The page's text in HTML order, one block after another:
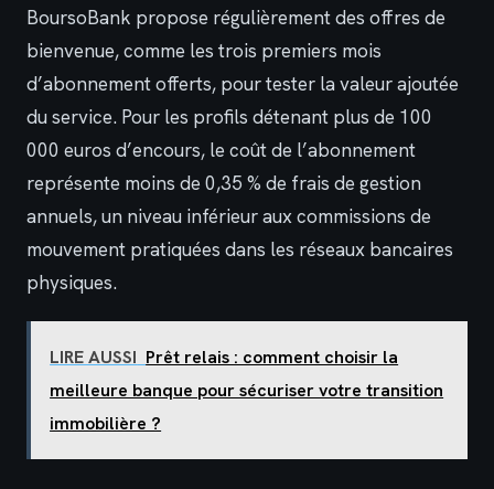
BoursoBank propose régulièrement des offres de
bienvenue, comme les trois premiers mois
d’abonnement offerts, pour tester la valeur ajoutée
du service. Pour les profils détenant plus de 100
000 euros d’encours, le coût de l’abonnement
représente moins de 0,35 % de frais de gestion
annuels, un niveau inférieur aux commissions de
mouvement pratiquées dans les réseaux bancaires
physiques.
LIRE AUSSI Prêt relais : comment choisir la
meilleure banque pour sécuriser votre transition
immobilière ?